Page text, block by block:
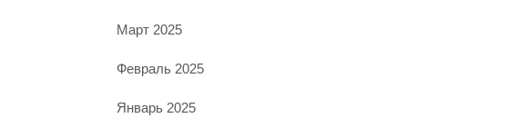
Март 2025
Февраль 2025
Январь 2025